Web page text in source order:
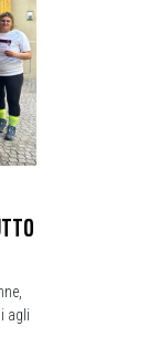
agli